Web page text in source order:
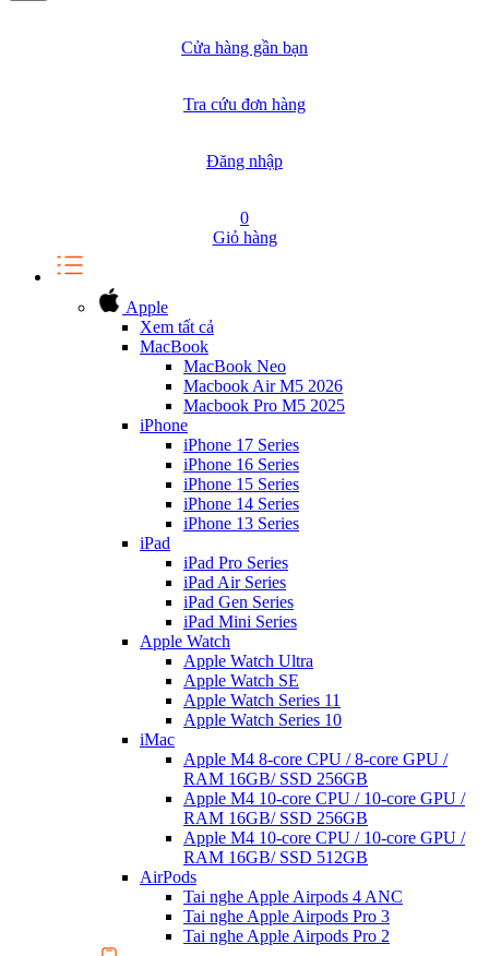
Cửa hàng gần bạn
Tra cứu đơn hàng
Đăng nhập
0
Giỏ hàng
Apple
Xem tất cả
MacBook
MacBook Neo
Macbook Air M5 2026
Macbook Pro M5 2025
iPhone
iPhone 17 Series
iPhone 16 Series
iPhone 15 Series
iPhone 14 Series
iPhone 13 Series
iPad
iPad Pro Series
iPad Air Series
iPad Gen Series
iPad Mini Series
Apple Watch
Apple Watch Ultra
Apple Watch SE
Apple Watch Series 11
Apple Watch Series 10
iMac
Apple M4 8-core CPU / 8-core GPU /
RAM 16GB/ SSD 256GB
Apple M4 10-core CPU / 10-core GPU /
RAM 16GB/ SSD 256GB
Apple M4 10-core CPU / 10-core GPU /
RAM 16GB/ SSD 512GB
AirPods
Tai nghe Apple Airpods 4 ANC
Tai nghe Apple Airpods Pro 3
Tai nghe Apple Airpods Pro 2